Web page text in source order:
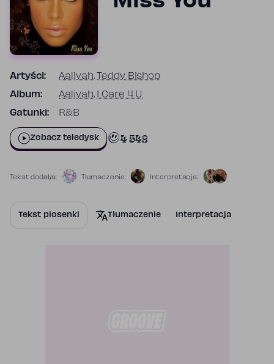
Artyści: Aaliyah, Teddy Bishop
Album: Aaliyah, I Care 4 U
Gatunki: R&B
Zobacz teledysk 4 542
Tekst dodał/a: Tłumaczenie: Interpretacja:
Tekst piosenki Tłumaczenie Interpretacja